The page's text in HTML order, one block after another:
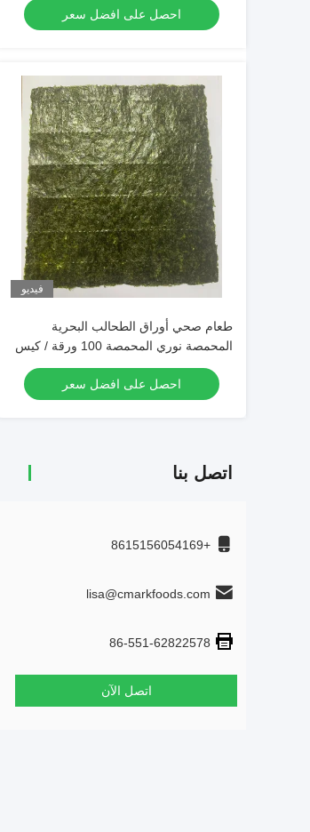
احصل على افضل سعر
فيديو
طعام صحي أوراق الطحالب البحرية
المحمصة نوري المحمصة 100 ورقة / كيس
احصل على افضل سعر
اتصل بنا
+8615156054169
lisa@cmarkfoods.com
86-551-62822578
اتصل الآن